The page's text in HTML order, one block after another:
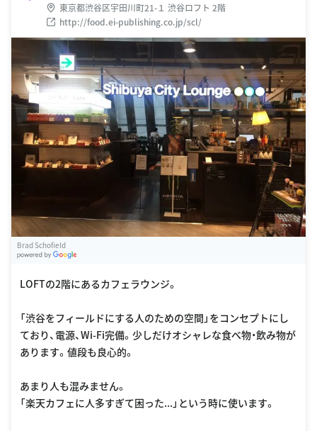
東京都渋谷区宇田川町21-１ 渋谷ロフト 2階
http://food.ei-publishing.co.jp/scl/
Brad Schofield
LOFTの2階にあるカフェラウンジ。
「渋谷をフィールドにする人のための空間」をコンセプトにし
ており、電源、Wi-Fi完備。少しだけオシャレな食べ物・飲み物が
あります。値段も良心的。
あまり人も混みません。
「楽天カフェに人多すぎて困った...」という時に使います。